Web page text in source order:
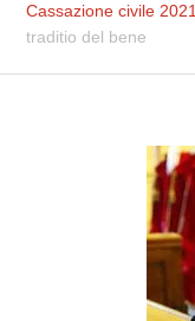
Cassazione civile 2021
traditio del bene